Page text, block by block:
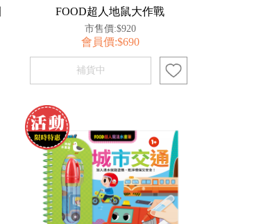
FOOD超人地鼠大作戰
市售價:$920
會員價:$690